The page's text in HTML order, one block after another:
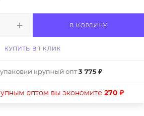
В КОРЗИНУ
КУПИТЬ В 1 КЛИК
крупный опт3 775 ₽
оптом вы экономите 270 ₽